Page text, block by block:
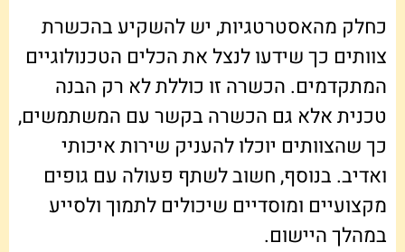
כחלק מהאסטרטגיות, יש להשקיע בהכשרת
צוותים כך שידעו לנצל את הכלים הטכנולוגיים
המתקדמים. הכשרה זו כוללת לא רק הבנה
טכנית אלא גם הכשרה בקשר עם המשתמשים,
כך שהצוותים יוכלו להעניק שירות איכותי
ואדיב. בנוסף, חשוב לשתף פעולה עם גופים
מקצועיים ומוסדיים שיכולים לתמוך ולסייע
במהלך היישום.